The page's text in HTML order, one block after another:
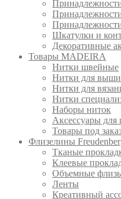
Шкатулки и
Декоративные
Товары MADEIRA
Нитки швейные
Нитки для
Нитки для
Нитки
Наборы ниток
Аксессуары
Товары под
Флизелины
Тканые
Клеевые
Объемные
Ленты
Креативный